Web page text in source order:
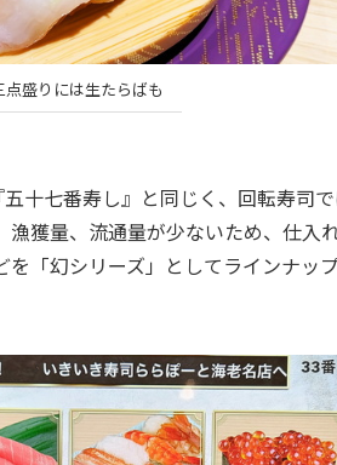
点盛りには生たらばも
十七番寿し』と同じく、回転寿司
獲量、流通量が少ないため、仕入
「幻シリーズ」としてラインナップ